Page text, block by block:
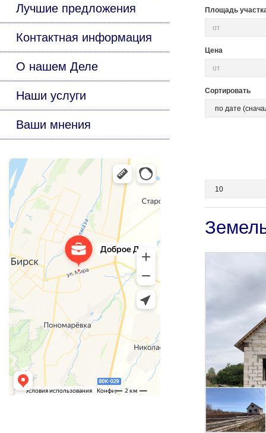
Лучшие предложения
Контактная информация
О нашем Деле
Наши услуги
Ваши мнения
Площадь
Цена
Сортировать